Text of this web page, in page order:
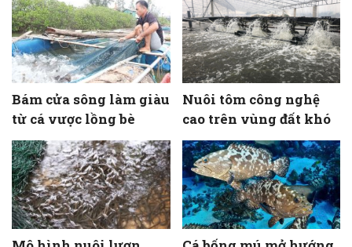
Bám cửa sông làm giàu
từ cá vược lồng bè
Nuôi tôm công nghệ
cao trên vùng đất khó